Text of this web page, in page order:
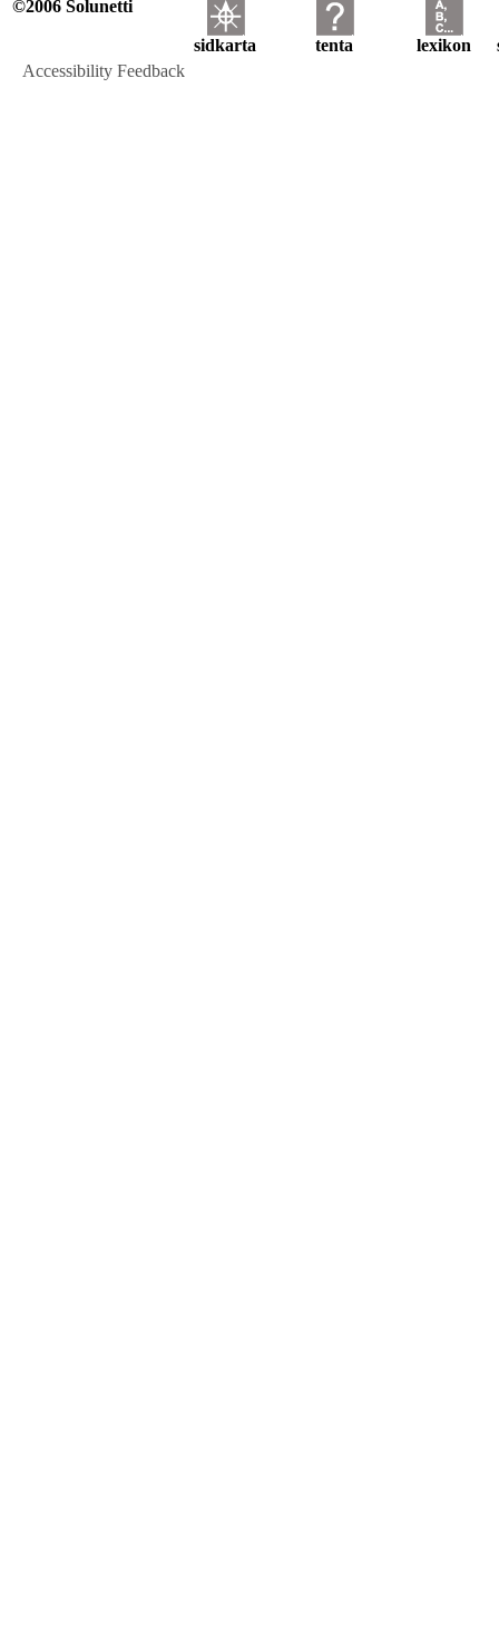
©2006 Solunetti
sidkarta tenta lexikon
Accessibility Feedback